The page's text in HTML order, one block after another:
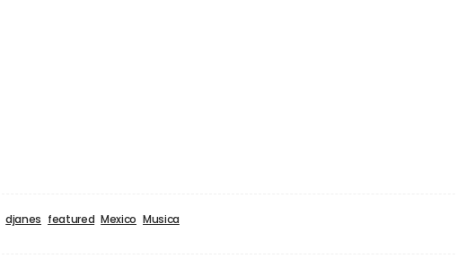
djanes featured Mexico Musica